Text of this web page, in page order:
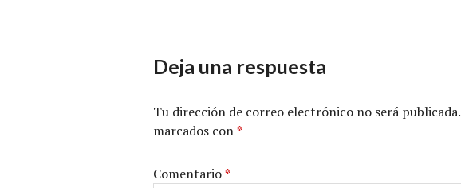
Deja una respuesta
Tu dirección de correo electrónico no será publicada.
marcados con*
Comentario*